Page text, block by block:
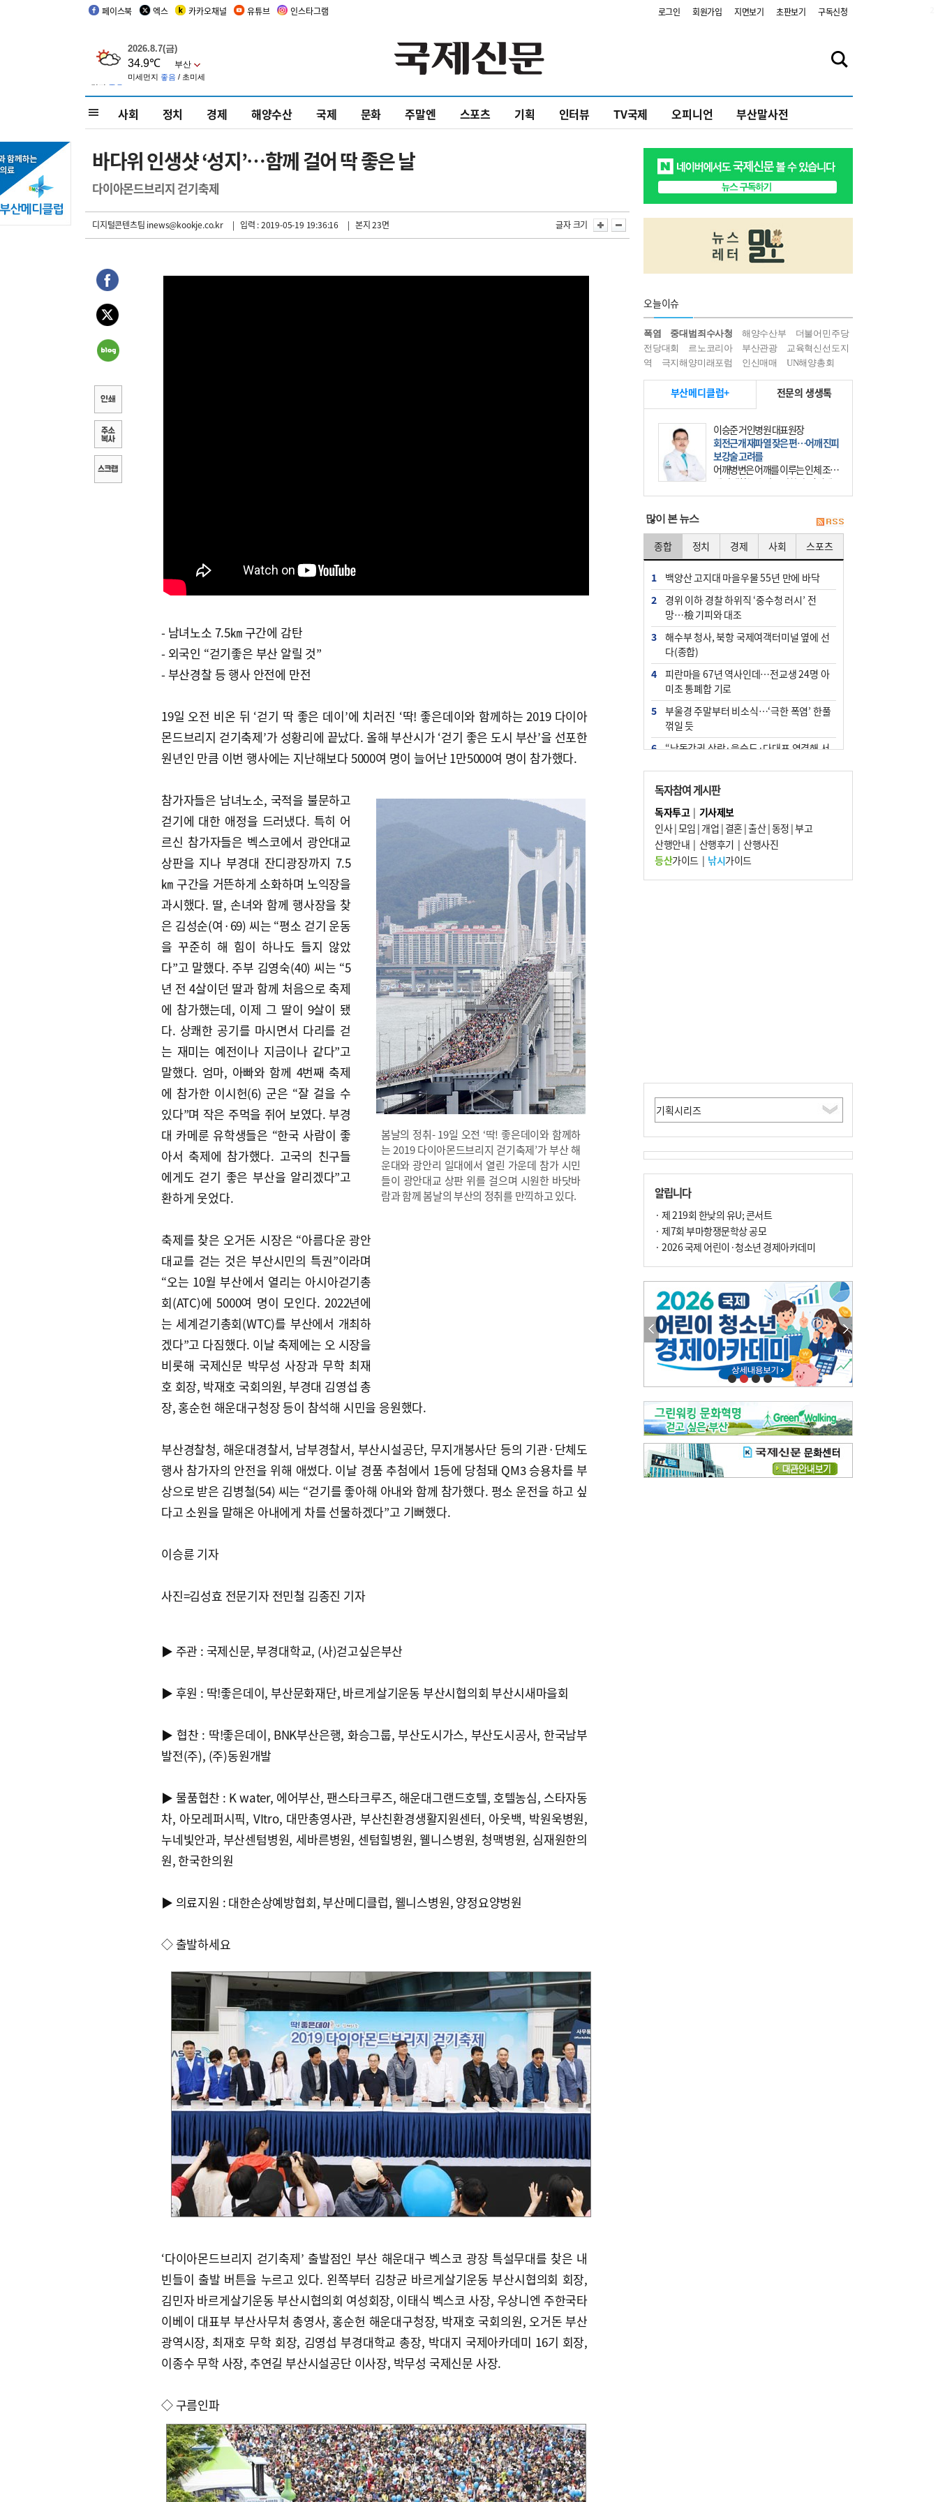
페이스북 엑스 카카오채널 유튜브 인스타그램 로그인 회원가입 지면보기 초판보기 구독신청
사회 정치 경제 해양수산 국제 문화 주말엔 스포츠 기획 인터뷰 TV국제 오피니언 부산말사전
바다위 인생샷 ‘성지’…함께 걸어 딱 좋은 날
다이아몬드브리지 걷기축제
디지털콘텐츠팀 inews@kookje.co.kr | 입력 : 2019-05-19 19:36:16 | 본지 23면 글자 크기
- 남녀노소 7.5㎞ 구간에 감탄
- 외국인 “걷기좋은 부산 알릴 것”
- 부산경찰 등 행사 안전에 만전
19일 오전 비온 뒤 ‘걷기 딱 좋은 데이’에 치러진 ‘딱! 좋은데이와 함께하는 2019 다이아
몬드브리지 걷기축제’가 성황리에 끝났다. 올해 부산시가 ‘걷기 좋은 도시 부산’을 선포한
원년인 만큼 이번 행사에는 지난해보다 5000여 명이 늘어난 1만5000여 명이 참가했다.
봄날의 정취- 19일 오전 ‘딱! 좋은데이와 함께하
는 2019 다이아몬드브리지 걷기축제’가 부산 해
운대와 광안리 일대에서 열린 가운데 참가 시민
들이 광안대교 상판 위를 걸으며 시원한 바닷바
람과 함께 봄날의 부산의 정취를 만끽하고 있다.
참가자들은 남녀노소, 국적을 불문하고
걷기에 대한 애정을 드러냈다. 특히 어
르신 참가자들은 벡스코에서 광안대교
상판을 지나 부경대 잔디광장까지 7.5
㎞ 구간을 거뜬하게 소화하며 노익장을
과시했다. 딸, 손녀와 함께 행사장을 찾
은 김성순(여·69) 씨는 “평소 걷기 운동
을 꾸준히 해 힘이 하나도 들지 않았
다”고 말했다. 주부 김영숙(40) 씨는 “5
년 전 4살이던 딸과 함께 처음으로 축제
에 참가했는데, 이제 그 딸이 9살이 됐
다. 상쾌한 공기를 마시면서 다리를 걷
는 재미는 예전이나 지금이나 같다”고
말했다. 엄마, 아빠와 함께 4번째 축제
에 참가한 이시헌(6) 군은 “잘 걸을 수
있다”며 작은 주먹을 쥐어 보였다. 부경
대 카메룬 유학생들은 “한국 사람이 좋
아서 축제에 참가했다. 고국의 친구들
에게도 걷기 좋은 부산을 알리겠다”고
환하게 웃었다.
축제를 찾은 오거돈 시장은 “아름다운 광안
대교를 걷는 것은 부산시민의 특권”이라며
“오는 10월 부산에서 열리는 아시아걷기총
회(ATC)에 5000여 명이 모인다. 2022년에
는 세계걷기총회(WTC)를 부산에서 개최하
겠다”고 다짐했다. 이날 축제에는 오 시장을
비롯해 국제신문 박무성 사장과 무학 최재
호 회장, 박재호 국회의원, 부경대 김영섭 총
장, 홍순헌 해운대구청장 등이 참석해 시민을 응원했다.
부산경찰청, 해운대경찰서, 남부경찰서, 부산시설공단, 무지개봉사단 등의 기관·단체도
행사 참가자의 안전을 위해 애썼다. 이날 경품 추첨에서 1등에 당첨돼 QM3 승용차를 부
상으로 받은 김병철(54) 씨는 “걷기를 좋아해 아내와 함께 참가했다. 평소 운전을 하고 싶
다고 소원을 말해온 아내에게 차를 선물하겠다”고 기뻐했다.
이승륜 기자
사진=김성효 전문기자 전민철 김종진 기자
▶ 주관 : 국제신문, 부경대학교, (사)걷고싶은부산
▶ 후원 : 딱!좋은데이, 부산문화재단, 바르게살기운동 부산시협의회 부산시새마을회
▶ 협찬 : 딱!좋은데이, BNK부산은행, 화승그룹, 부산도시가스, 부산도시공사, 한국남부
발전(주), (주)동원개발
▶ 물품협찬 : K water, 에어부산, 팬스타크루즈, 해운대그랜드호텔, 호텔농심, 스타자동
차, 아모레퍼시픽, VItro, 대만총영사관, 부산친환경생활지원센터, 아웃백, 박원욱병원,
누네빛안과, 부산센텀병원, 세바른병원, 센텀힐병원, 웰니스병원, 청맥병원, 심재원한의
원, 한국한의원
▶ 의료지원 : 대한손상예방협회, 부산메디클럽, 웰니스병원, 양정요양벙원
◇ 출발하세요
‘다이아몬드브리지 걷기축제’ 출발점인 부산 해운대구 벡스코 광장 특설무대를 찾은 내
빈들이 출발 버튼을 누르고 있다. 왼쪽부터 김창균 바르게살기운동 부산시협의회 회장,
김민자 바르게살기운동 부산시협의회 여성회장, 이태식 벡스코 사장, 우상니엔 주한국타
이베이 대표부 부산사무처 총영사, 홍순헌 해운대구청장, 박재호 국회의원, 오거돈 부산
광역시장, 최재호 무학 회장, 김영섭 부경대학교 총장, 박대지 국제아카데미 16기 회장,
이종수 무학 사장, 추연길 부산시설공단 이사장, 박무성 국제신문 사장.
◇ 구름인파
오늘이슈
폭염 중대범죄수사청 해양수산부
더불어민주당
전당대회
르노코리아 부산관광
교육혁신선도지
역
극지해양미래포럼 인신매매 UN해양총회
부산메디클럽+ 전문의 생생톡
이승준 거인병원 대표원장
회전근개 재파열 잦은 편…어깨 진피
보강술 고려를
어깨병변은 어깨를 이루는 인체 조직
에 발생하는 손상을 말한다. 여기에
는 오십견과 회전근개 증후군, 어깨
많이 본 뉴스
종합 정치 경제 사회 스포츠
1
백양산 고지대 마을우물 55년 만에 바닥
2
경위 이하 경찰 하위직 ‘중수청 러시’ 전
망…檢 기피와 대조
3
해수부 청사, 북항 국제여객터미널 옆에 선
다(종합)
4
피란마을 67년 역사인데…전교생 24명 아
미초 통폐합 기로
5
부울경 주말부터 비소식…‘극한 폭염’ 한풀
꺾일 듯
6
“낙동강권 삼락·을숙도·다대포 연결해 서
7
오늘의 날씨- 2026년 8월 7일
8
[사설] 해수부 신청사 북항으로 확정, 해양
수도 도약의 전환점
9
외국인 선원 ‘인신매매 경유지’ 된 부산…
우려가 현실로
10 르노 못 타는 부산시장…관용차 규정에 막
독자참여 게시판
독자투고| 기사제보
인사|모임 | 개업 | 결혼|출산|동정 |부고
산행안내 | 산행후기 | 산행사진
등산가이드| 낚시가이드
알립니다
· 제 219회 한낮의 유U; 콘서트
· 제7회 부마항쟁문학상 공모
· 2026 국제 어린이·청소년 경제아카데미